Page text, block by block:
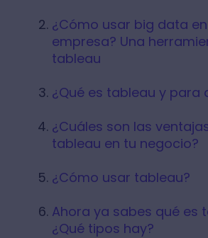
¿Cómo usar big data
empresa? Una
tableau
¿Qué es tableau y para
¿Cuáles son las
tableau en tu negocio?
¿Cómo usar tableau?
Ahora ya sabes qué es
¿Qué tipos hay?